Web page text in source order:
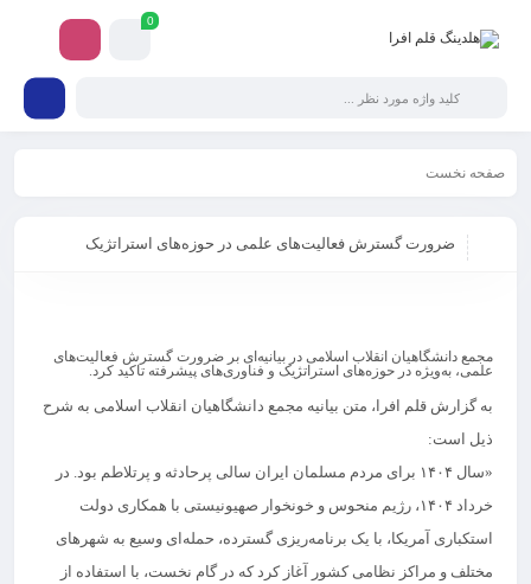
0
صفحه نخست
ضرورت گسترش فعالیت‌های علمی در حوزه‌های استراتژیک
مجمع دانشگاهیان انقلاب اسلامی در بیانیه‌ای بر ضرورت گسترش فعالیت‌های
علمی، به‌ویژه در حوزه‌های استراتژیک و فناوری‌های پیشرفته تاکید کرد.
به گزارش قلم افرا، متن بیانیه مجمع دانشگاهیان انقلاب اسلامی به شرح
ذیل است:
«سال ۱۴۰۴ برای مردم مسلمان ایران سالی پرحادثه و پرتلاطم بود. در
خرداد ۱۴۰۴، رژیم منحوس و خونخوار صهیونیستی با همکاری دولت
استکباری آمریکا، با یک برنامه‌ریزی گسترده، حمله‌ای وسیع به شهرهای
مختلف و مراکز نظامی کشور آغاز کرد که در گام نخست، با استفاده از